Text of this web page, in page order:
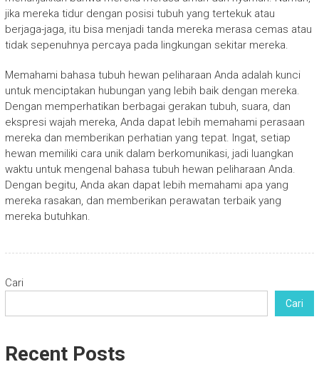
jika mereka tidur dengan posisi tubuh yang tertekuk atau
berjaga-jaga, itu bisa menjadi tanda mereka merasa cemas atau
tidak sepenuhnya percaya pada lingkungan sekitar mereka.
Memahami bahasa tubuh hewan peliharaan Anda adalah kunci
untuk menciptakan hubungan yang lebih baik dengan mereka.
Dengan memperhatikan berbagai gerakan tubuh, suara, dan
ekspresi wajah mereka, Anda dapat lebih memahami perasaan
mereka dan memberikan perhatian yang tepat. Ingat, setiap
hewan memiliki cara unik dalam berkomunikasi, jadi luangkan
waktu untuk mengenal bahasa tubuh hewan peliharaan Anda.
Dengan begitu, Anda akan dapat lebih memahami apa yang
mereka rasakan, dan memberikan perawatan terbaik yang
mereka butuhkan.
Cari
Cari
Recent Posts